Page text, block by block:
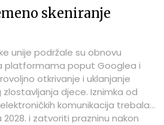
skeniranje
unije podržale su obnovu
platformama poput Googlea i
otkrivanje i uklanjanje
djece. Iznimka od
komunikacija trebala
i zatvoriti prazninu nakon